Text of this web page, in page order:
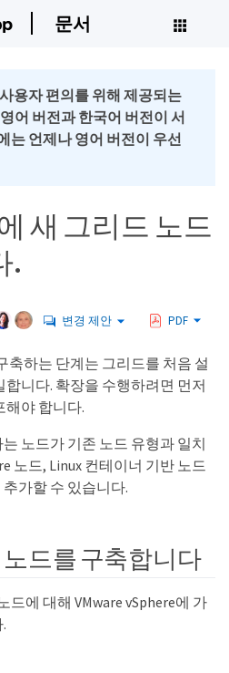
문서
용자 편의를 위해 제공되는
어 버전과 한국어 버전이 서
는 언제나 영어 버전이 우선
새 그리드 노드
.
변경 제안 PDF
축하는 단계는 그리드를 처음 설
니다. 확장을 수행하려면 먼저
해야 합니다.
노드가 기존 노드 유형과 일치
노드, Linux 컨테이너 기반 노드
가할 수 있습니다.
드를 구축합니다
드에 대해 VMware vSphere에 가